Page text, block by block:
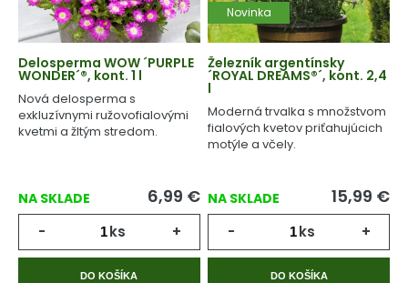
Delosperma WOW ´PURPLE
WONDER´®, kont. 1 l
Nová delosperma s
exkluzívnymi ružovofialovými
kvetmi a žltým stredom.
NA SKLADE 6,99 €
- ks +
DO KOŠÍKA
Novinka
Železník argentínsky
´ROYAL DREAMS®´, kont. 2,4
l
Moderná trvalka s množstvom
fialových kvetov priťahujúcich
motýle a včely.
NA SKLADE 15,99 €
- ks +
DO KOŠÍKA